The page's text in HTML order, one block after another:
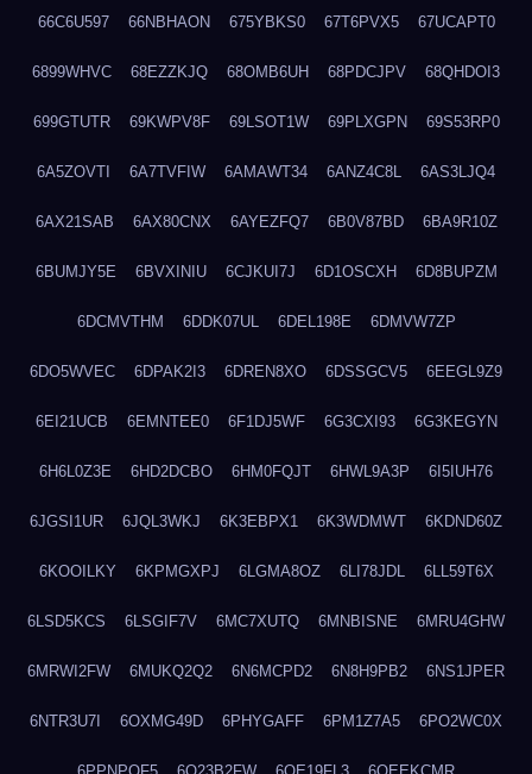
66C6U597 66NBHAON 675YBKS0 67T6PVX5 67UCAPT0
6899WHVC 68EZZKJQ 68OMB6UH 68PDCJPV 68QHDOI3
699GTUTR 69KWPV8F 69LSOT1W 69PLXGPN 69S53RP0
6A5ZOVTI 6A7TVFIW 6AMAWT34 6ANZ4C8L 6AS3LJQ4
6AX21SAB 6AX80CNX 6AYEZFQ7 6B0V87BD 6BA9R10Z
6BUMJY5E 6BVXINIU 6CJKUI7J 6D1OSCXH 6D8BUPZM
6DCMVTHM 6DDK07UL 6DEL198E 6DMVW7ZP
6DO5WVEC 6DPAK2I3 6DREN8XO 6DSSGCV5 6EEGL9Z9
6EI21UCB 6EMNTEE0 6F1DJ5WF 6G3CXI93 6G3KEGYN
6H6L0Z3E 6HD2DCBO 6HM0FQJT 6HWL9A3P 6I5IUH76
6JGSI1UR 6JQL3WKJ 6K3EBPX1 6K3WDMWT 6KDND60Z
6KOOILKY 6KPMGXPJ 6LGMA8OZ 6LI78JDL 6LL59T6X
6LSD5KCS 6LSGIF7V 6MC7XUTQ 6MNBISNE 6MRU4GHW
6MRWI2FW 6MUKQ2Q2 6N6MCPD2 6N8H9PB2 6NS1JPER
6NTR3U7I 6OXMG49D 6PHYGAFF 6PM1Z7A5 6PO2WC0X